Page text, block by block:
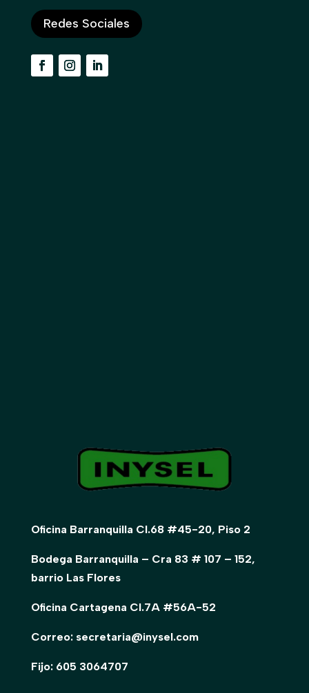
Redes Sociales
Oficina Barranquilla Cl.68 #45-20, Piso 2
Bodega Barranquilla – Cra 83 # 107 – 152,
barrio Las Flores
Oficina Cartagena Cl.7A #56A-52
Correo: secretaria@inysel.com
Fijo: 605 3064707